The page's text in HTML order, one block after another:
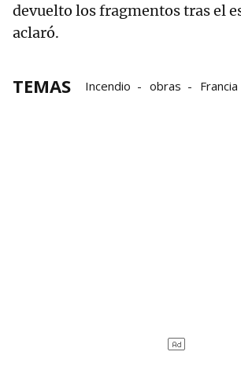
devuelto los fragmentos tras el
aclaró.
TEMAS Incendio obras Francia